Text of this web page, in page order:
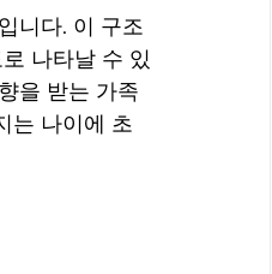
니다. 이 구조
나타날 수 있
을 받는 가족
는 나이에 초